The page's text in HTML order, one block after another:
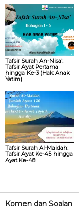
Tafsir Surah An-Nisa’:
Tafsir Ayat Pertama
hingga Ke-3 (Hak Anak
Yatim)
Tafsir Surah Al-Maidah:
Tafsir Ayat Ke-45 hingga
Ayat Ke-48
Komen dan Soalan